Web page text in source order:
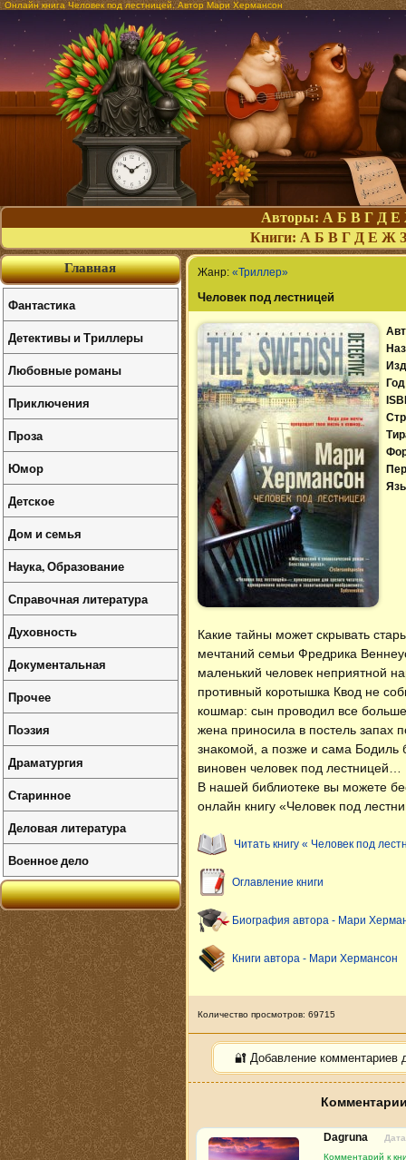
Онлайн книга Человек под лестницей. Автор Мари Хермансон
Авторы: А Б В Г Д Е
Книги: А Б В Г Д Е Ж З
Жанр: «Триллер»
Человек под лестницей
Какие тайны может скрывать
мечтаний семьи Фредрика
маленький человек неприятной
противный коротышка Квод не
кошмар: сын проводил все
жена приносила в постель запах
знакомой, а позже и сама Бодиль
виновен человек под лестницей…
В нашей библиотеке вы можете
онлайн книгу «Человек под
Читать книгу « Человек под
Оглавление книги
Биография автора - Мари
Книги автора - Мари Хермансон
Количество просмотров: 69715
🔐 Добавление комментариев
Dagruna
Комментарий к
Главная
Фантастика
Детективы и Триллеры
Любовные романы
Приключения
Проза
Юмор
Детское
Дом и семья
Наука, Образование
Справочная литература
Духовность
Документальная
Прочее
Поэзия
Драматургия
Старинное
Деловая литература
Военное дело